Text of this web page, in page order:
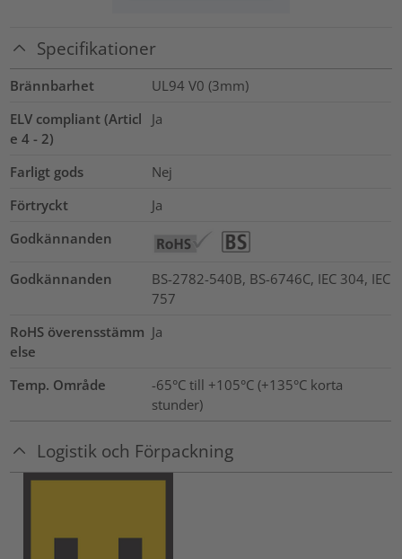
Specifikationer
Brännbarhet
UL94 V0 (3mm)
ELV compliant (Articl
e 4 - 2)
Ja
Farligt gods
Nej
Förtryckt
Ja
Godkännanden
Godkännanden
BS-2782-540B, BS-6746C, IEC 304, IEC
757
RoHS överensstämm
else
Ja
Temp. Område
-65°C till +105°C (+135°C korta
stunder)
Logistik och Förpackning